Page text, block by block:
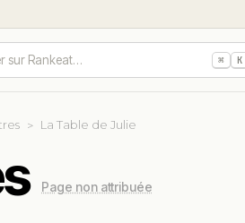
sur Rankeat… ⌘ K
La Table de Julie
Page non attribuée